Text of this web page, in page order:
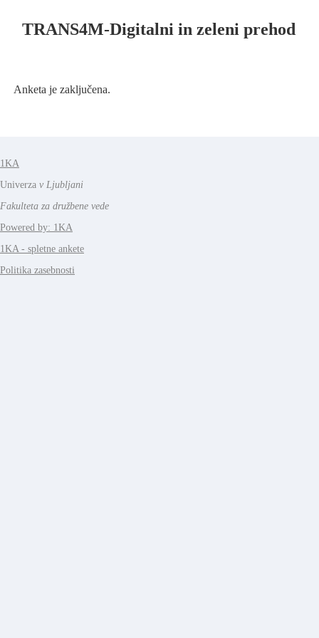
TRANS4M-Digitalni in zeleni prehod
Anketa je zaključena.
1KA
Univerza v Ljubljani
Fakulteta za družbene vede
Powered by: 1KA
1KA - spletne ankete
Politika zasebnosti